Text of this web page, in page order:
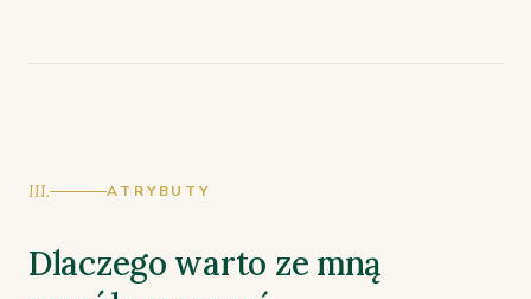
III. ATRYBUTY
Dlaczego warto ze mną